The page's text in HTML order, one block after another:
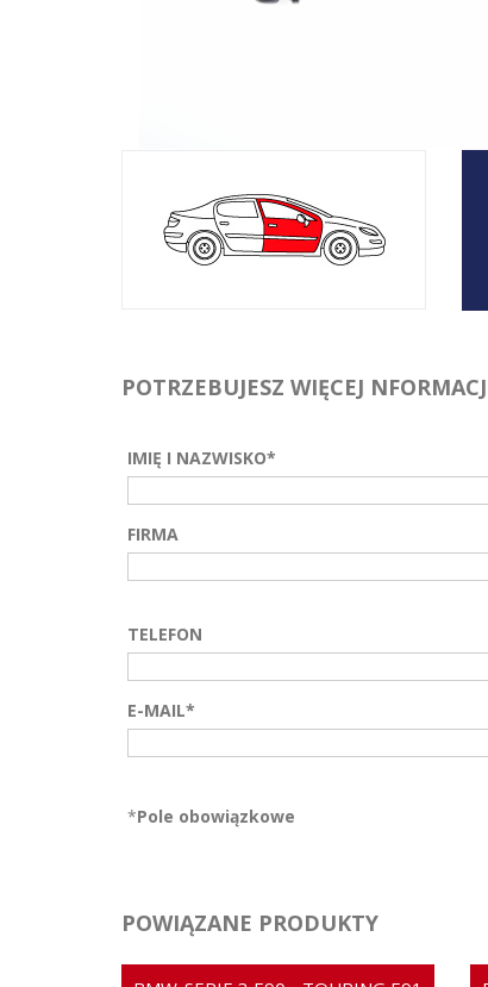
POTRZEBUJESZ WIĘCEJ
IMIĘ I NAZWISKO*
FIRMA
TELEFON
E-MAIL*
*Pole obowiązkowe
POWIĄZANE PRODUKTY